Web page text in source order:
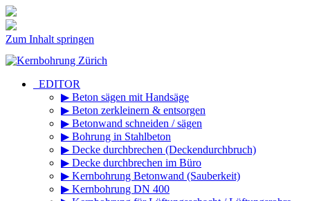
Zum Inhalt springen
_EDITOR
▶ Beton sägen mit Handsäge
▶ Beton zerkleinern & entsorgen
▶ Betonwand schneiden / sägen
▶ Bohrung in Stahlbeton
▶ Decke durchbrechen (Deckendurchbruch)
▶ Decke durchbrechen im Büro
▶ Kernbohrung Betonwand (Sauberkeit)
▶ Kernbohrung DN 400